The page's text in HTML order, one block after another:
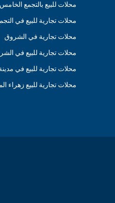
محلات للبيع بالتجمع الخامس
محلات تجارية للبيع في
محلات تجارية في الشروق
محلات تجارية للبيع في
محلات تجارية للبيع في
محلات تجارية للبيع زهراء